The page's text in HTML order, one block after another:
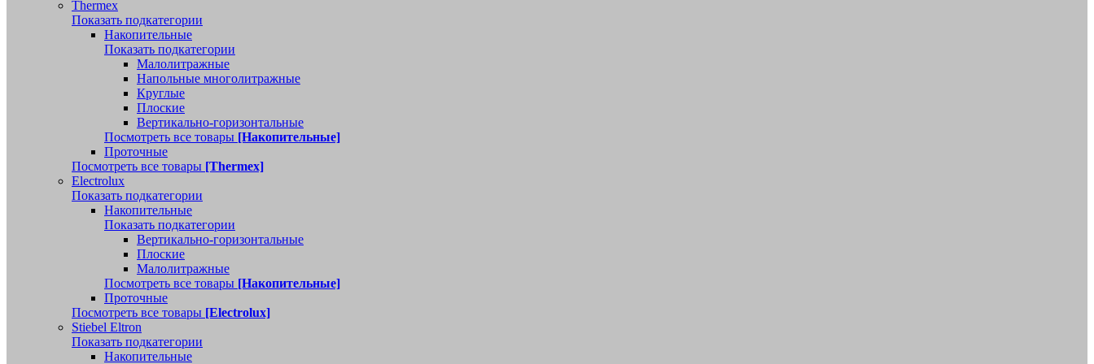
Thermex
Показать подкатегории
Накопительные
Показать подкатегории
Малолитражные
Напольные многолитражные
Круглые
Плоские
Вертикально-горизонтальные
Посмотреть все товары [Накопительные]
Проточные
Посмотреть все товары [Thermex]
Electrolux
Показать подкатегории
Накопительные
Показать подкатегории
Вертикально-горизонтальные
Плоские
Малолитражные
Посмотреть все товары [Накопительные]
Проточные
Посмотреть все товары [Electrolux]
Stiebel Eltron
Показать подкатегории
Накопительные